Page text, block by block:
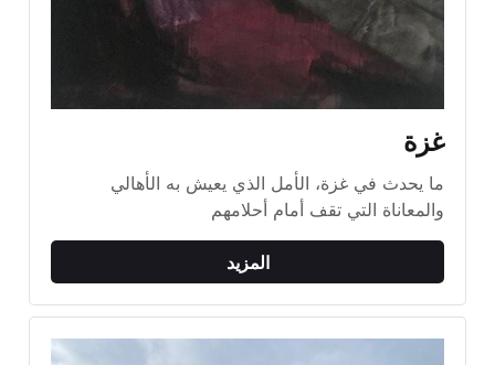
غزة
والمعاناة التي تقف أمام أحلامهم
المزيد